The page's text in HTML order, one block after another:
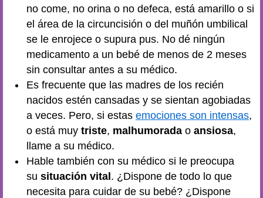
no come, no orina o no defeca, está amarillo o si
el área de la circuncisión o del muñón umbilical
se le enrojece o supura pus. No dé ningún
medicamento a un bebé de menos de 2 meses
sin consultar antes a su médico.
Es frecuente que las madres de los recién
nacidos estén cansadas y se sientan agobiadas
a veces. Pero, si estas emociones son intensas,
o está muy triste, malhumorada o ansiosa,
llame a su médico.
Hable también con su médico si le preocupa
su situación vital. ¿Dispone de todo lo que
necesita para cuidar de su bebé? ¿Dispone